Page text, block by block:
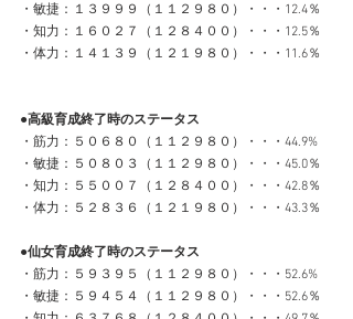
・敏捷：１３９９９（１１２９８０）・・・12.4％
・知力：１６０２７（１２８４００）・・・12.5％
・体力：１４１３９（１２１９８０）・・・11.6％
●高級育成終了時のステータス
・筋力：５０６８０（１１２９８０）・・・44.9%
・敏捷：５０８０３（１１２９８０）・・・45.0％
・知力：５５００７（１２８４００）・・・42.8％
・体力：５２８３６（１２１９８０）・・・43.3％
●仙女育成終了時のステータス
・筋力：５９３９５（１１２９８０）・・・52.6%
・敏捷：５９４５４（１１２９８０）・・・52.6％